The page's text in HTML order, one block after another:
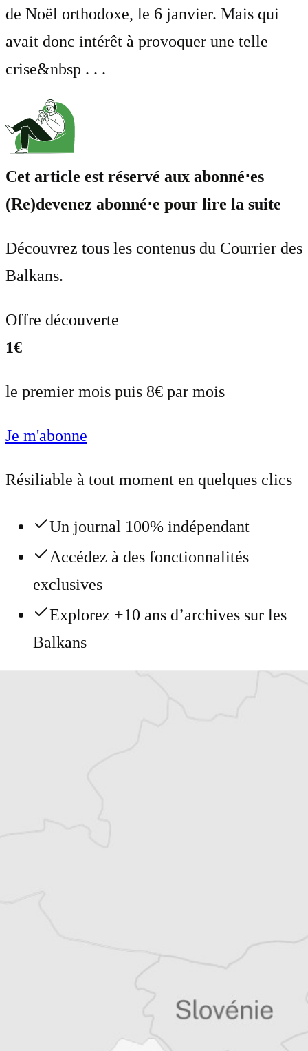
de Noël orthodoxe, le 6 janvier. Mais qui
avait donc intérêt à provoquer une telle
crise&nbsp . . .
Cet article est réservé aux abonné⋅es
(Re)devenez abonné⋅e pour lire la suite
Découvrez tous les contenus du Courrier des
Balkans.
Offre découverte
1€
le premier mois puis 8€ par mois
Je m'abonne
Résiliable à tout moment en quelques clics
Un journal 100% indépendant
Accédez à des fonctionnalités
exclusives
Explorez +10 ans d’archives sur les
Balkans